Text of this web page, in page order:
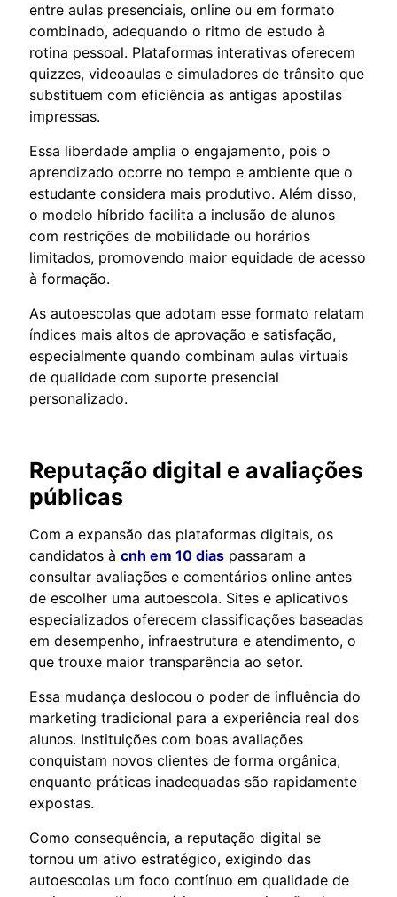
entre aulas presenciais, online ou em formato
combinado, adequando o ritmo de estudo à
rotina pessoal. Plataformas interativas oferecem
quizzes, videoaulas e simuladores de trânsito que
substituem com eficiência as antigas apostilas
impressas.
Essa liberdade amplia o engajamento, pois o
aprendizado ocorre no tempo e ambiente que o
estudante considera mais produtivo. Além disso,
o modelo híbrido facilita a inclusão de alunos
com restrições de mobilidade ou horários
limitados, promovendo maior equidade de acesso
à formação.
As autoescolas que adotam esse formato relatam
índices mais altos de aprovação e satisfação,
especialmente quando combinam aulas virtuais
de qualidade com suporte presencial
personalizado.
Reputação digital e avaliações
públicas
Com a expansão das plataformas digitais, os
candidatos à cnh em 10 dias passaram a
consultar avaliações e comentários online antes
de escolher uma autoescola. Sites e aplicativos
especializados oferecem classificações baseadas
em desempenho, infraestrutura e atendimento, o
que trouxe maior transparência ao setor.
Essa mudança deslocou o poder de influência do
marketing tradicional para a experiência real dos
alunos. Instituições com boas avaliações
conquistam novos clientes de forma orgânica,
enquanto práticas inadequadas são rapidamente
expostas.
Como consequência, a reputação digital se
tornou um ativo estratégico, exigindo das
autoescolas um foco contínuo em qualidade de